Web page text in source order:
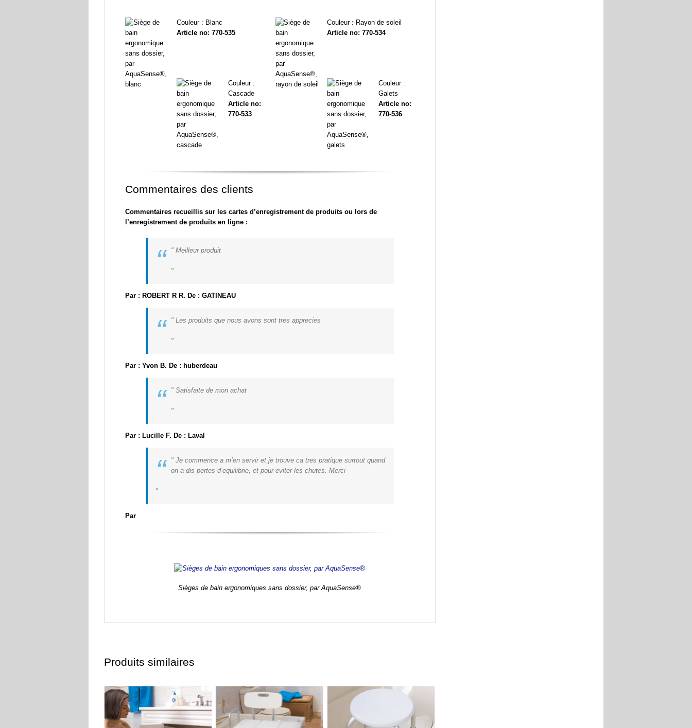
Couleur : Blanc
Article no: 770-535
Couleur :
Cascade
Article no:
770-533
Couleur : Rayon de soleil
Article no: 770-534
Couleur :
Galets
Article no:
770-536
Commentaires des clients
Commentaires recueillis sur les cartes d’enregistrement de produits ou lors de
l’enregistrement de produits en ligne :
“ Meilleur produit
Par : ROBERT R R. De : GATINEAU
“ Les produits que nous avons sont tres apprecies
Par : Yvon B. De : huberdeau
“ Satisfaite de mon achat
Par : Lucille F. De : Laval
“
Je commence a m’en servir et je trouve ca tres pratique surtout quand
on a dis pertes d’equilibrie, et pour eviter les chutes. Merci
Par
Sièges de bain ergonomiques sans dossier, par AquaSense®
Produits similaires